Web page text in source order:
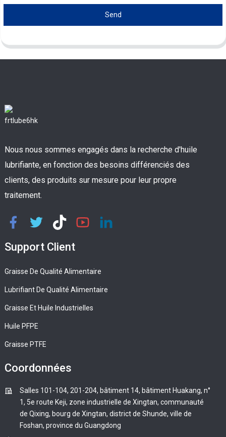
Send
Nous nous sommes engagés dans la recherche d'huile
lubrifiante, en fonction des besoins différenciés des
clients, des produits sur mesure pour leur propre
traitement.
Support Client
Graisse De Qualité Alimentaire
Lubrifiant De Qualité Alimentaire
Graisse Et Huile Industrielles
Huile PFPE
Graisse PTFE
Coordonnées
Salles 101-104, 201-204, bâtiment 14, bâtiment Huakang, n°
1, 5e route Keji, zone industrielle de Xingtan, communauté
de Qixing, bourg de Xingtan, district de Shunde, ville de
Foshan, province du Guangdong